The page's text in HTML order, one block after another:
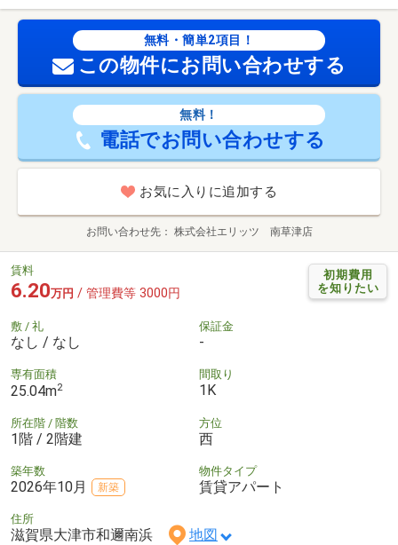
無料・簡単2項目！
この物件にお問い合わせする
無料！
電話でお問い合わせする
お気に入りに追加する
お問い合わせ先 株式会社エリッツ 南草津店
初期費用
を知りたい
賃料
6.20万円 / 管理費等 3000円
敷 / 礼
なし / なし
保証金
-
専有面積
25.04m2
間取り
1K
所在階 / 階数
1階 / 2階建
方位
西
築年数
2026年10月 新築
物件タイプ
賃貸アパート
住所
滋賀県大津市和邇南浜 地図